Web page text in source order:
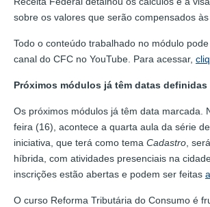
sobre os valores que serão compensados às
Todo o conteúdo trabalhado no módulo
canal do CFC no YouTube. Para acessar,
Próximos módulos já têm datas definidas
Os próximos módulos já têm data marcada.
feira (16), acontece a quarta aula da série
iniciativa, que terá como tema Cadastro ,
híbrida, com atividades presenciais na
inscrições estão abertas e podem ser feitas
O curso Reforma Tributária do Consumo é